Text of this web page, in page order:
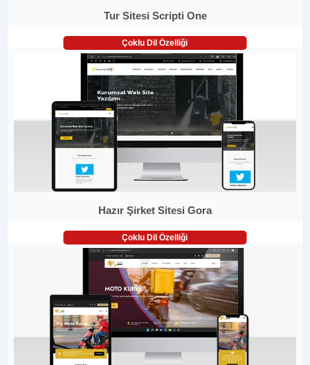
Tur Sitesi Scripti One
Çoklu Dil Özelliği
Hazır Şirket Sitesi Gora
Çoklu Dil Özelliği